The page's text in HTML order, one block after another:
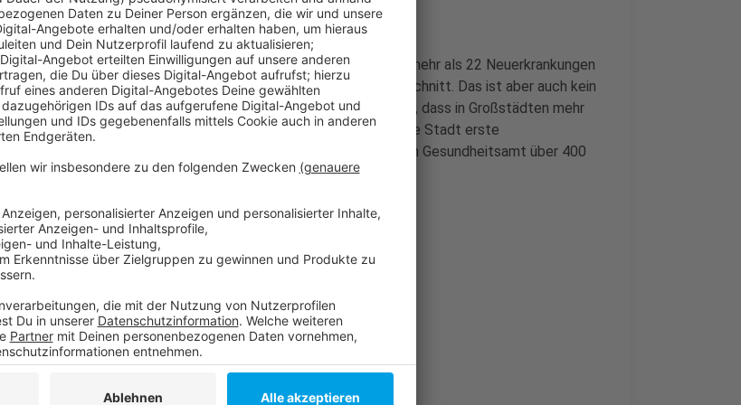
Der 7 Tage-Index liegt jetzt (20. August) unverändert bei etwas mehr als 22 Neuerkrankungen
pro 100.000 Einwohnern. Das ist deutlich über dem Landesdurchschnitt. Das ist aber auch kein
Wunder, sagt Gesundheitsminister Laumann. Es gebe die Tendenz, dass in Großstädten mehr
Fälle auftreten als auf dem Land. Ab einem Wert von 30 würde die Stadt erste
Einschränkungen in Düsseldorf veranlassen. - Gestern wurden vom Gesundheitsamt über 400
weitere Tests durchgeführt.
Aktuelle Coronazahlen der Stadt!
Corona-Infos der Stadt!
Corona-Infos vom Land NRW!
Hier geht es zu unserer Corona-Sonderseite!